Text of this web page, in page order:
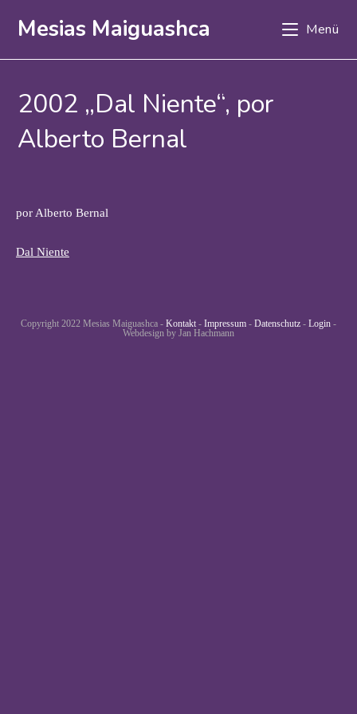
InhaltMesias Maiguashca Menü
2002 „Dal Niente“, por
Alberto Bernal
por Alberto Bernal
Dal Niente
Copyright 2022 Mesias Maiguashca - Kontakt - Impressum - Datenschutz - Login -
Webdesign by Jan Hachmann